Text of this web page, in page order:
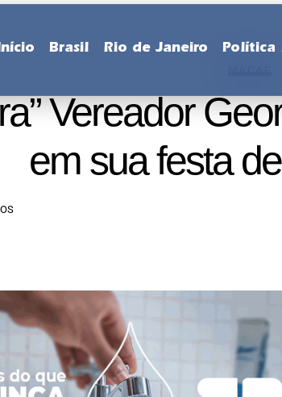
Brasil Rio de Janeiro Política
Vereador
em sua festa